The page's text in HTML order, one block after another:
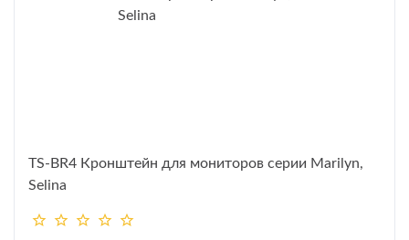
TS-BR4 Кронштейн для мониторов серии Marilyn,
Selina